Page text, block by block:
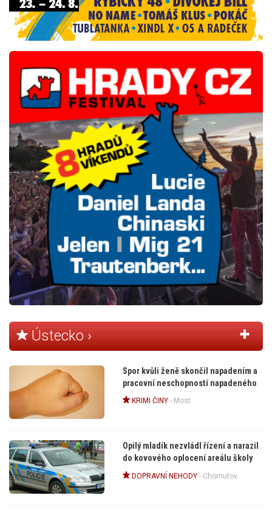
Ústecko ›
Spor kvůli ženě skončil napadením a
pracovní neschopností napadeného
KRIMI ČINY- Most
Opilý mladík nezvládl řízení a narazil
do kovového oplocení areálu školy
DOPRAVNÍ NEHODY- Chomutov